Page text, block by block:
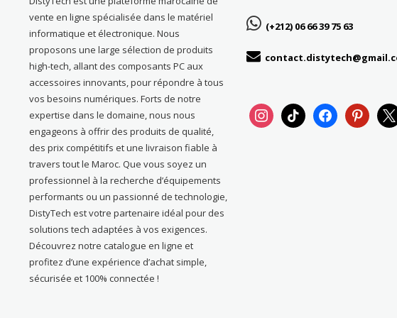
vente en ligne spécialisée dans le matériel
informatique et électronique. Nous
proposons une large sélection de produits
high-tech, allant des composants PC aux
accessoires innovants, pour répondre à tous
vos besoins numériques. Forts de notre
expertise dans le domaine, nous nous
engageons à offrir des produits de qualité,
des prix compétitifs et une livraison fiable à
travers tout le Maroc. Que vous soyez un
professionnel à la recherche d’équipements
performants ou un passionné de technologie,
DistyTech est votre partenaire idéal pour des
solutions tech adaptées à vos exigences.
Découvrez notre catalogue en ligne et
profitez d’une expérience d’achat simple,
sécurisée et 100% connectée !
(+212) 06 66 39 75 63
instagramtiktok facebookpinterest
x